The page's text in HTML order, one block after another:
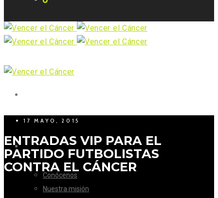
LA FUNDACIÓN
Conócenos
Nuestra misión
17 MAYO, 2015
ENTRADAS VIP PARA EL
PARTIDO FUTBOLISTAS
CONTRA EL CÁNCER